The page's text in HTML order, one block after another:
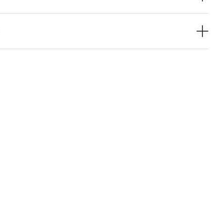
допомагає зробити її більш гладкою і м'якою.
пом'якшує шкіру, підтримує її комфорт під час
поверхні шкіри та вирівнюванню її текстури.
Oil, Persea Gratissima Oil, Squalane, Perlite, Prunus
Cocamidopropyl Betaine, Isopropyl Palmitate,
Sodium Chloride, Methylchloroisothiazolinone,